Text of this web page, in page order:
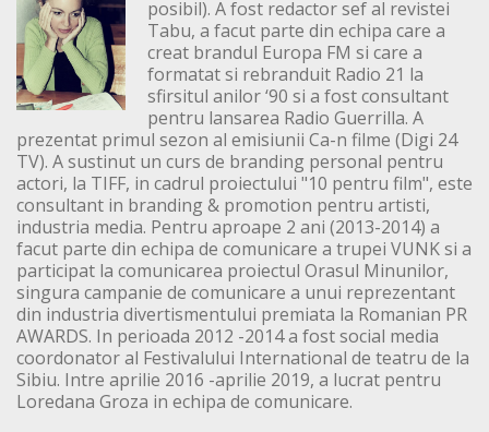
posibil). A fost redactor sef al revistei
Tabu, a facut parte din echipa care a
creat brandul Europa FM si care a
formatat si rebranduit Radio 21 la
sfirsitul anilor ‘90 si a fost consultant
pentru lansarea Radio Guerrilla. A
prezentat primul sezon al emisiunii Ca-n filme (Digi 24
TV). A sustinut un curs de branding personal pentru
actori, la TIFF, in cadrul proiectului "10 pentru film", este
consultant in branding & promotion pentru artisti,
industria media. Pentru aproape 2 ani (2013-2014) a
facut parte din echipa de comunicare a trupei VUNK si a
participat la comunicarea proiectul Orasul Minunilor,
singura campanie de comunicare a unui reprezentant
din industria divertismentului premiata la Romanian PR
AWARDS. In perioada 2012 -2014 a fost social media
coordonator al Festivalului International de teatru de la
Sibiu. Intre aprilie 2016 -aprilie 2019, a lucrat pentru
Loredana Groza in echipa de comunicare.